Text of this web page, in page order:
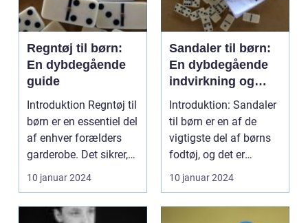
Regntøj til børn:
En dybdegående
guide
Introduktion Regntøj til
børn er en essentiel del
af enhver forælders
garderobe. Det sikrer,
at vor...
10 januar 2024
Sandaler til børn:
En dybdegående
indvirkning og
udvikling over tid
Introduktion: Sandaler
til børn er en af de
vigtigste del af børns
fodtøj, og det er
afgørende at v...
10 januar 2024